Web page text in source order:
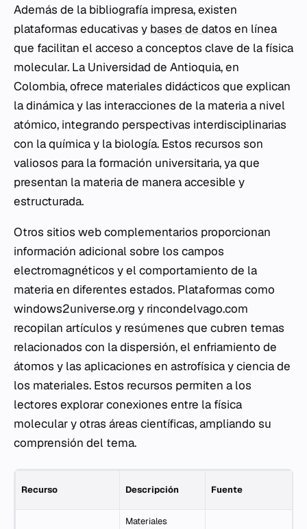
Además de la bibliografía impresa, existen
plataformas educativas y bases de datos en línea
que facilitan el acceso a conceptos clave de la física
molecular. La Universidad de Antioquia, en
Colombia, ofrece materiales didácticos que explican
la dinámica y las interacciones de la materia a nivel
atómico, integrando perspectivas interdisciplinarias
con la química y la biología. Estos recursos son
valiosos para la formación universitaria, ya que
presentan la materia de manera accesible y
estructurada.
Otros sitios web complementarios proporcionan
información adicional sobre los campos
electromagnéticos y el comportamiento de la
materia en diferentes estados. Plataformas como
windows2universe.org y rincondelvago.com
recopilan artículos y resúmenes que cubren temas
relacionados con la dispersión, el enfriamiento de
átomos y las aplicaciones en astrofísica y ciencia de
los materiales. Estos recursos permiten a los
lectores explorar conexiones entre la física
molecular y otras áreas científicas, ampliando su
comprensión del tema.
Recurso Descripción Fuente
Materiales